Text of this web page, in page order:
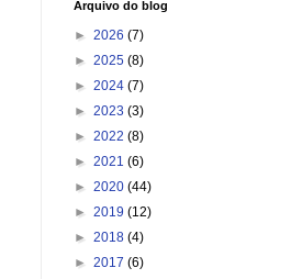
Arquivo do blog
► 2026 (7)
► 2025 (8)
► 2024 (7)
► 2023 (3)
► 2022 (8)
► 2021 (6)
► 2020 (44)
► 2019 (12)
► 2018 (4)
► 2017 (6)